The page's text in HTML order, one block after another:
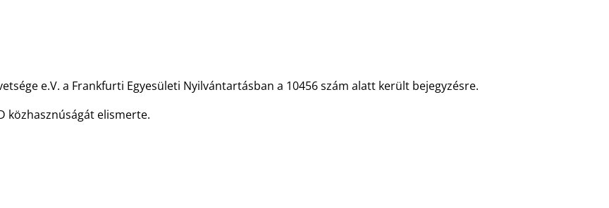
e.V. a Frankfurti Egyesületi Nyilvántartásban a 10456 szám alatt került bejegyzésre.
közhasznúságát elismerte.